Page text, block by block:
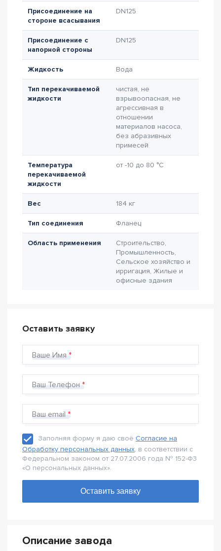
Присоединение на
стороне всасывания
DN125
Присоединение с
напорной стороны
DN125
Жидкость Вода
Тип перекачиваемой
жидкости
чистая, не
взрывоопасная, не
агрессивная в
отношении
материалов насоса,
без абразивных
примесей
Температура
перекачиваемой
жидкости
от -10 до 80 °C
Вес 184 кг
Тип соединения Фланец
Область применения
Строительство,
Промышленность,
Сельское хозяйство и
ирригация, Жилые и
офисные здания
Оставить заявку
Ваше Имя
Ваш Телефон
Ваш email
Заполняя форму я даю своё Согласие на
Обработку персональных данных, в соответствии с
Федеральном законом от 27.07.2006 года № 152-Ф3
«О персональных данных».
Описание завода